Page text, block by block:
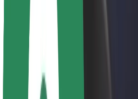
მედია
ურბანული ფონდი
უსაფრთხოება
მგზავრების უსაფრთხოება
მძღოლების უსაფრთხოება
სკუტერის უსაფრთხოება